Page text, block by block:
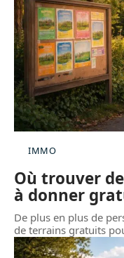
IMMO
Où trouver
à donner
De plus en plus de
de terrains gratuits